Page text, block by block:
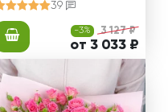
39
-3% 3 127 ₽
от 3 033 ₽